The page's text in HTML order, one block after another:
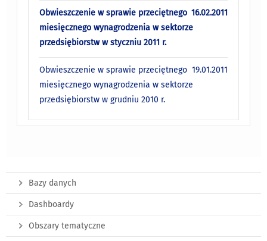
16.02.2011
Obwieszczenie w sprawie przeciętnego
miesięcznego wynagrodzenia w sektorze
przedsiębiorstw w styczniu 2011 r.
19.01.2011
Obwieszczenie w sprawie przeciętnego
miesięcznego wynagrodzenia w sektorze
przedsiębiorstw w grudniu 2010 r.
Bazy danych
Dashboardy
Obszary tematyczne